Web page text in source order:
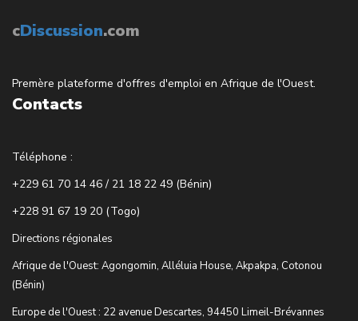
cDiscussion.com
Premère plateforme d'offres d'emploi en Afrique de l'Ouest.
Contacts
Téléphone :
+229 61 70 14 46 / 21 18 22 49 (Bénin)
+228 91 67 19 20 (Togo)
Directions régionales
Afrique de l'Ouest: Agongomin, Alléluia House, Akpakpa, Cotonou
(Bénin)
Europe de l'Ouest : 22 avenue Descartes, 94450 Limeil-Brévannes